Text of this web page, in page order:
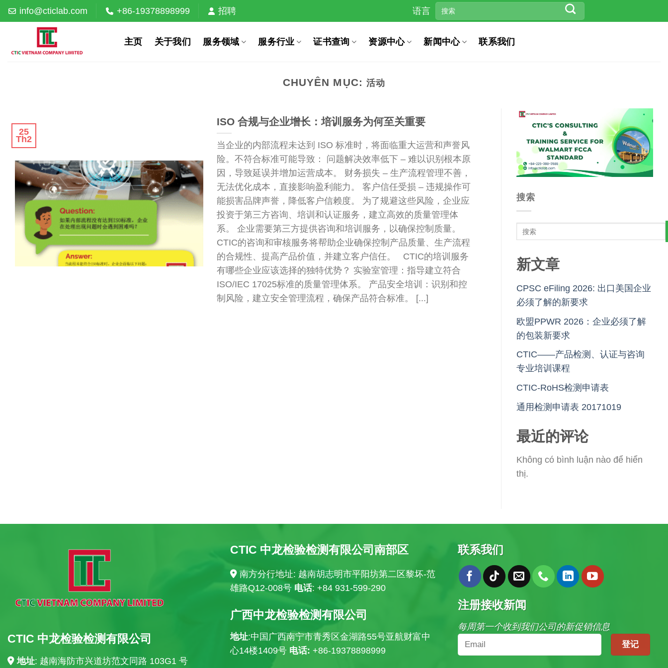
Skip
to
info@cticlab.com +86-19378898999 招聘 语言
主页 关于我们 服务领域 服务行业 证书查询 资源中心 新闻中心 联系我们
CHUYÊN MỤC: 活动
ISO 合规与企业增长：培训服务为何至关重要
当企业的内部流程未达到 ISO 标准时，将面临重大运营和声誉风
险。不符合标准可能导致： 问题解决效率低下 – 难以识别根本原
因，导致延误并增加运营成本。 财务损失 – 生产流程管理不善，
无法优化成本，直接影响盈利能力。 客户信任受损 – 违规操作可
能损害品牌声誉，降低客户信赖度。 为了规避这些风险，企业应
投资于第三方咨询、培训和认证服务，建立高效的质量管理体
系。 企业需要第三方提供咨询和培训服务，以确保控制质量。
CTIC的咨询和审核服务将帮助企业确保控制产品质量、生产流程
的合规性、提高产品价值，并建立客户信任。 CTIC的培训服务
有哪些企业应该选择的独特优势？ 实验室管理：指导建立符合
ISO/IEC 17025标准的质量管理体系。 产品安全培训：识别和控
制风险，建立安全管理流程，确保产品符合标准。 [...]
25
Th2
搜索
新文章
CPSC eFiling 2026: 出口美国企业
必须了解的新要求
欧盟PPWR 2026：企业必须了解
的包装新要求
CTIC——产品检测、认证与咨询
专业培训课程
CTIC-RoHS检测申请表
通用检测申请表 20171019
最近的评论
Không có bình luận nào để hiển
thị.
CTIC 中龙检验检测有限公司
地址: 越南海防市兴道坊范文同路 103G1 号
CTIC 中龙检验检测有限公司南部区
南方分行地址: 越南胡志明市平阳坊第二区黎坏-范
雄路Q12-008号 电话: +84 931-599-290
广西中龙检验检测有限公司
地址:中国广西南宁市青秀区金湖路55号亚航财富中
心14楼1409号 电话: +86-19378898999
联系我们
注册接收新闻
每周第一个收到我们公司的新促销信息